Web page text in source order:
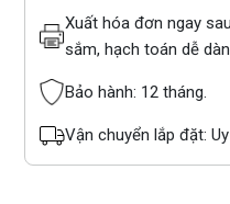
Xuất hóa đơn ngay
sắm, hạch toán dễ
Bảo hành: 12 tháng.
Vận chuyển lắp đặt: